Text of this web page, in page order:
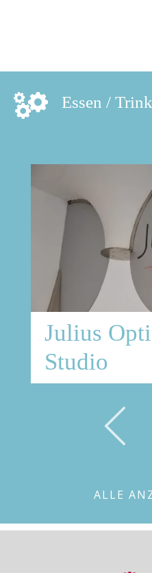
Essen /
Julius
Studio
ALLE